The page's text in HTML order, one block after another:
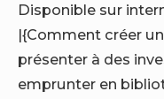
Disponible sur
|{Comment créer
présenter à des
emprunter en